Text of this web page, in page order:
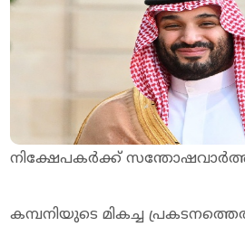
നിക്ഷേപകർക്ക്
കമ്പനിയുടെ മികച്ച